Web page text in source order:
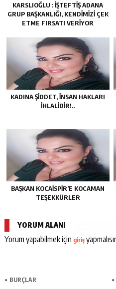
KARSLIOĞLU : İŞTEFTIŞ ADANA
GRUP BAŞKANLIĞI, KENDIMIZI ÇEK
ETME FIRSATI VERIYOR
KADINA ŞIDDET, INSAN HAKLARI
IHLALIDIR!..
BAŞKAN KOCAISPIR’E KOCAMAN
TEŞEKKÜRLER
YORUM ALANI
Yorum yapabilmek için giriş
BURÇLAR